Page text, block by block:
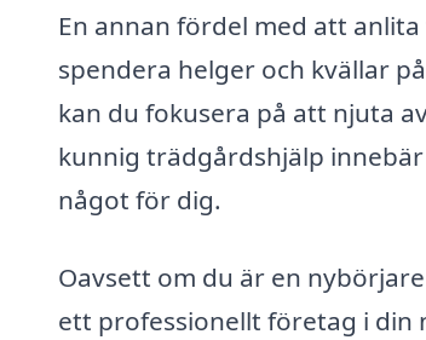
En annan fördel med att
spendera helger och kvällar
kan du fokusera på att njuta
kunnig trädgårdshjälp
något för dig.
Oavsett om du är en
ett professionellt företag i din